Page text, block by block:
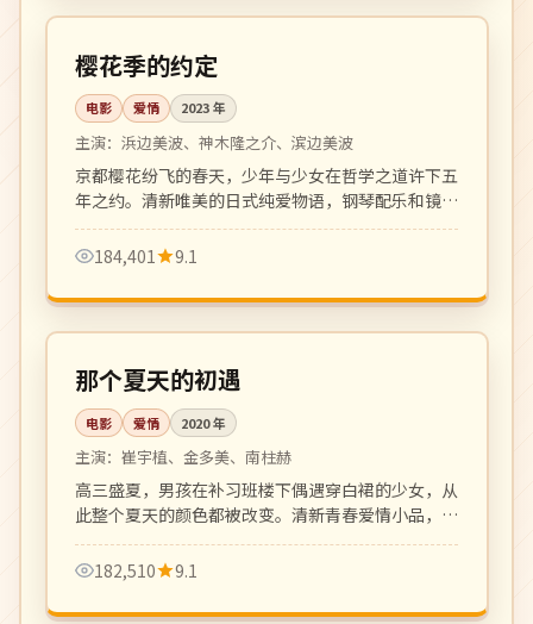
日本
樱花季的约定
电影 爱情 2023年
主演： 浜边美波、神木隆之介、滨边美波
京都樱花纷飞的春天，少年与少女在哲学之道许下五
年之约。清新唯美的日式纯爱物语，钢琴配乐和镜头
语言令人沉醉。
184,401
9.1
韩国
高分 102 分钟
那个夏天的初遇
电影 爱情 2020年
主演： 崔宇植、金多美、南柱赫
高三盛夏，男孩在补习班楼下偶遇穿白裙的少女，从
此整个夏天的颜色都被改变。清新青春爱情小品，画
面与配乐均为上乘。
182,510
9.1
4K 124 分钟